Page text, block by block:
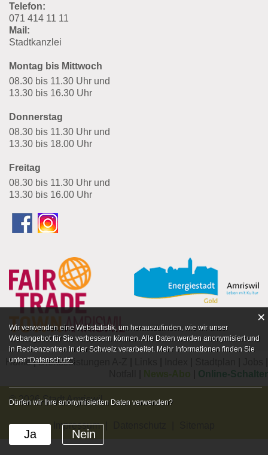
Telefon:
071 414 11 11
Mail:
Stadtkanzlei
Montag bis Mittwoch
08.30 bis 11.30 Uhr und
13.30 bis 16.30 Uhr
Donnerstag
08.30 bis 11.30 Uhr und
13.30 bis 18.00 Uhr
Freitag
08.30 bis 11.30 Uhr und
13.30 bis 16.00 Uhr
Home Dienstleistungen A-Z
News-Abo Online-Schalter
© 2026 Stadt Amriswil
Impressum
Webstatistik
Wir verwenden eine Webstatistik, um herauszufinden, wie wir unser
Webangebot für Sie verbessern können. Alle Daten werden anonymisiert und
in Rechenzentren in der Schweiz verarbeitet. Mehr Informationen finden Sie
unter“Datenschutz“.
Dürfen wir Ihre anonymisierten Daten verwenden?
Ja Nein
×